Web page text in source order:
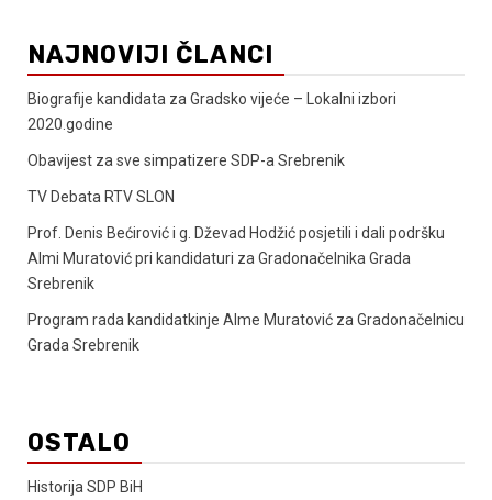
NAJNOVIJI ČLANCI
Biografije kandidata za Gradsko vijeće – Lokalni izbori
2020.godine
Obavijest za sve simpatizere SDP-a Srebrenik
TV Debata RTV SLON
Prof. Denis Bećirović i g. Dževad Hodžić posjetili i dali podršku
Almi Muratović pri kandidaturi za Gradonačelnika Grada
Srebrenik
Program rada kandidatkinje Alme Muratović za Gradonačelnicu
Grada Srebrenik
OSTALO
Historija SDP BiH